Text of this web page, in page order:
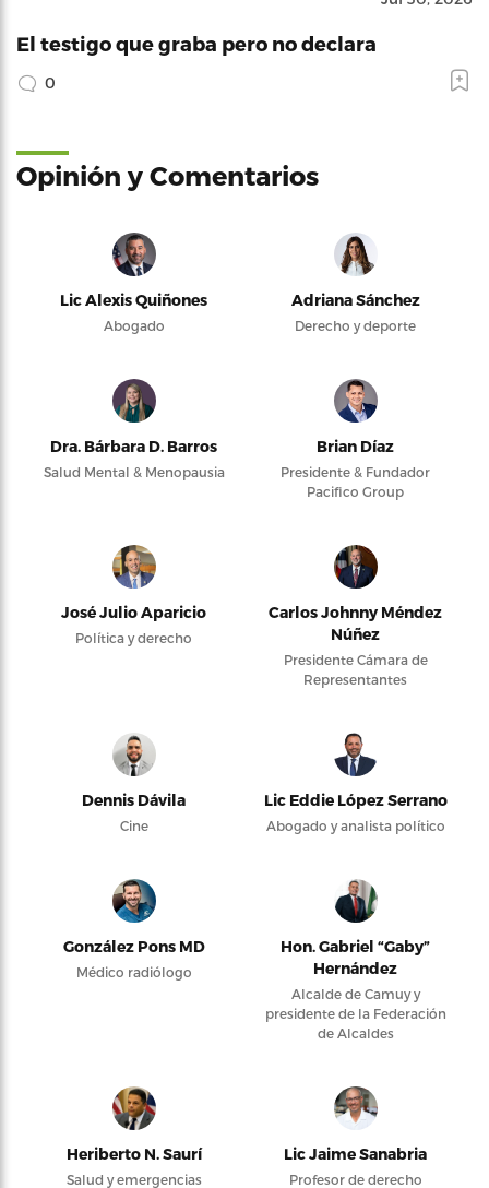
El testigo que graba pero no declara
0
Opinión y Comentarios
Lic Alexis Quiñones
Abogado
Adriana Sánchez
Derecho y deporte
Dra. Bárbara D. Barros
Salud Mental & Menopausia
Brian Díaz
Presidente & Fundador
Pacifico Group
José Julio Aparicio
Política y derecho
Carlos Johnny Méndez
Núñez
Presidente Cámara de
Representantes
Dennis Dávila
Cine
Lic Eddie López Serrano
Abogado y analista político
González Pons MD
Médico radiólogo
Hon. Gabriel “Gaby”
Hernández
Alcalde de Camuy y
presidente de la Federación
de Alcaldes
Heriberto N. Saurí
Salud y emergencias
Lic Jaime Sanabria
Profesor de derecho